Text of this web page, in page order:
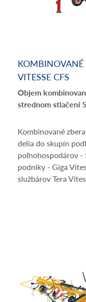
KOMBINOVANÉ
VITESSE CFS
Objem
strednom stlačení
Kombinované
delia do skupín
poľnohospodárov -
podniky - Giga
službárov Tera